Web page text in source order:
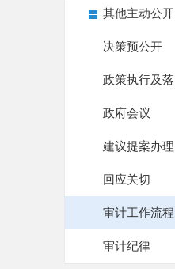
其他主动公
决策预公开
政策执行及
政府会议
建议提案办理
回应关切
审计工作流程
审计纪律